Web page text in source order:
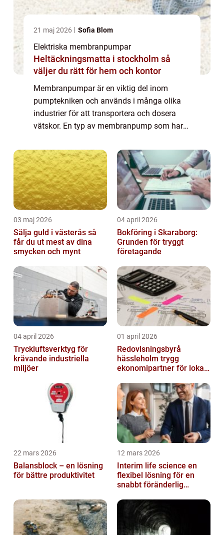
21 maj 2026 Sofia Blom
Elektriska membranpumpar
Heltäckningsmatta i stockholm så
väljer du rätt för hem och kontor
Membranpumpar är en viktig del inom
pumptekniken och används i många olika
industrier för att transportera och dosera
vätskor. En typ av membranpump som har
med tryckluft. De...
03 maj 2026
Sälja guld i västerås så
får du ut mest av dina
smycken och mynt
04 april 2026
Bokföring i Skaraborg:
Grunden för tryggt
företagande
04 april 2026
Tryckluftsverktyg för
krävande industriella
miljöer
01 april 2026
Redovisningsbyrå
hässleholm trygg
ekonomipartner för lokala
22 mars 2026
Balansblock – en lösning
för bättre produktivitet
12 mars 2026
Interim life science en
flexibel lösning för en
snabbt föränderlig